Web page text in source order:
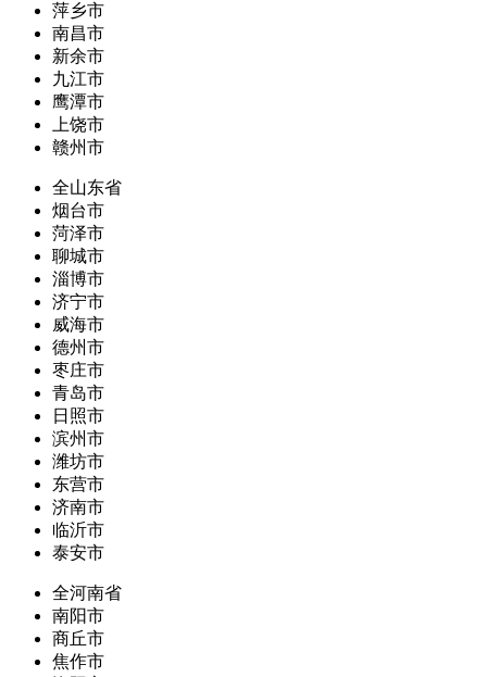
萍乡市
南昌市
新余市
九江市
鹰潭市
上饶市
赣州市
全山东省
烟台市
菏泽市
聊城市
淄博市
济宁市
威海市
德州市
枣庄市
青岛市
日照市
滨州市
潍坊市
东营市
济南市
临沂市
泰安市
全河南省
南阳市
商丘市
焦作市